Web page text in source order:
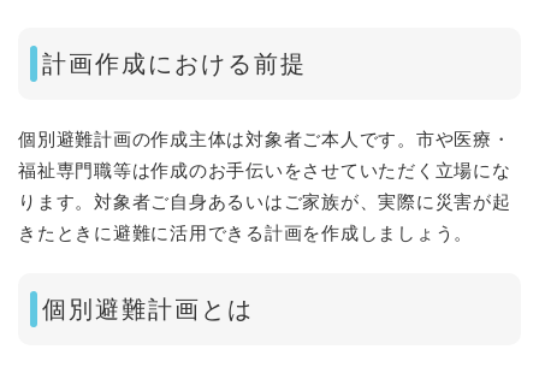
計画作成における前提
個別避難計画の作成主体は対象者ご本人です。市や医療・
福祉専門職等は作成のお手伝いをさせていただく立場にな
ります。対象者ご自身あるいはご家族が、実際に災害が起
きたときに避難に活用できる計画を作成しましょう。
個別避難計画とは